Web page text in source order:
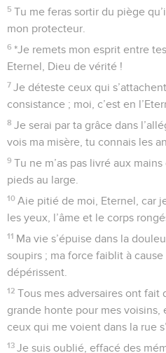
5 Tu me feras sortir du piège
mon protecteur.
6 *Je remets mon esprit entre
Eternel, Dieu de vérité !
7 Je déteste ceux qui
consistance ; moi, c’est en
8 Je serai par ta grâce dans
vois ma misère, tu connais les
9 Tu ne m’as pas livré aux
pieds au large.
10 Aie pitié de moi, Eternel, car
les yeux, l’âme et le corps
11 Ma vie s’épuise dans la
soupirs ; ma force faiblit à
dépérissent.
12 Tous mes adversaires ont
grande honte pour mes voisins,
ceux qui me voient dans la rue
13 Je suis oublié, effacé des